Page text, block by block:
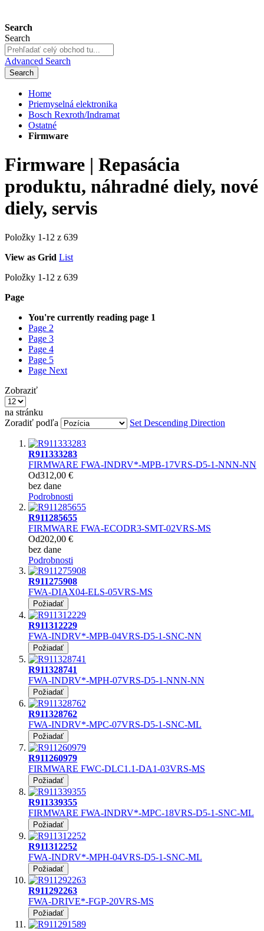
Search
Search
Advanced Search
Search
Home
Priemyselná elektronika
Bosch Rexroth/Indramat
Ostatné
Firmware
Firmware | Repasácia
produktu, náhradné diely, nové
diely, servis
Položky 1-12 z 639
View as Grid List
Položky 1-12 z 639
Page
You're currently reading page 1
Page 2
Page 3
Page 4
Page 5
Page Next
Zobraziť
na stránku
Zoradiť podľa
Set Descending Direction
R911333283
FIRMWARE FWA-INDRV*-MPB-17VRS-D5-1-NNN-NN
Od312,00 €
bez dane
Podrobnosti
R911285655
FIRMWARE FWA-ECODR3-SMT-02VRS-MS
Od202,00 €
bez dane
Podrobnosti
R911275908
FWA-DIAX04-ELS-05VRS-MS
Požiadať
R911312229
FWA-INDRV*-MPB-04VRS-D5-1-SNC-NN
Požiadať
R911328741
FWA-INDRV*-MPH-07VRS-D5-1-NNN-NN
Požiadať
R911328762
FWA-INDRV*-MPC-07VRS-D5-1-SNC-ML
Požiadať
R911260979
FIRMWARE FWC-DLC1.1-DA1-03VRS-MS
Požiadať
R911339355
FIRMWARE FWA-INDRV*-MPC-18VRS-D5-1-SNC-ML
Požiadať
R911312252
FWA-INDRV*-MPH-04VRS-D5-1-SNC-ML
Požiadať
R911292263
FWA-DRIVE*-FGP-20VRS-MS
Požiadať